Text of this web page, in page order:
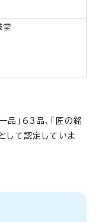
堂
」63品、「匠の銘
して認定していま